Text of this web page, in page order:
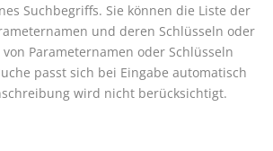
Suchbegriffs. Sie können die Liste der
und deren Schlüsseln oder
Parameternamen oder Schlüsseln
passt sich bei Eingabe automatisch
wird nicht berücksichtigt.